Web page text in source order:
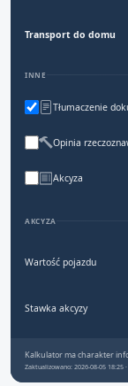
Transport do domu
INNE
Tłumaczenie
Opinia
Akcyza
AKCYZA
Wartość pojazdu
Stawka akcyzy
Kalkulator ma charakter
Zaktualizowano: 2026-08-05 18:25 ·